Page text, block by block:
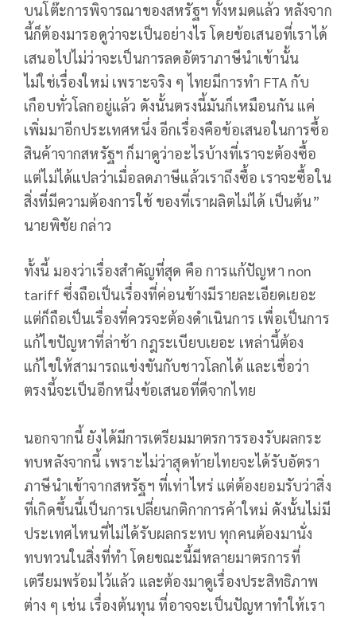
บนโต๊ะการพิจารณาของสหรัฐฯ ทั้งหมดแล้ว หลังจาก
นี้ก็ต้องมารอดูว่าจะเป็นอย่างไร โดยข้อเสนอที่เราได้
เสนอไปไม่ว่าจะเป็นการลดอัตราภาษีนำเข้านั้น
ไม่ใช่เรื่องใหม่ เพราะจริง ๆ ไทยมีการทำ FTA กับ
เกือบทั่วโลกอยู่แล้ว ดังนั้นตรงนี้มันก็เหมือนกัน แค่
เพิ่มมาอีกประเทศหนึ่ง อีกเรื่องคือข้อเสนอในการซื้อ
สินค้าจากสหรัฐฯ ก็มาดูว่าอะไรบ้างที่เราจะต้องซื้อ
แต่ไม่ได้แปลว่าเมื่อลดภาษีแล้วเราถึงซื้อ เราจะซื้อใน
สิ่งที่มีความต้องการใช้ ของที่เราผลิตไม่ได้ เป็นต้น”
นายพิชัย กล่าว
ทั้งนี้ มองว่าเรื่องสำคัญที่สุด คือ การแก้ปัญหา non
tariff ซึ่งถือเป็นเรื่องที่ค่อนข้างมีรายละเอียดเยอะ
แต่ก็ถือเป็นเรื่องที่ควรจะต้องดำเนินการ เพื่อเป็นการ
แก้ไขปัญหาที่ล่าช้า กฎระเบียบเยอะ เหล่านี้ต้อง
แก้ไขให้สามารถแข่งขันกับชาวโลกได้ และเชื่อว่า
ตรงนี้จะเป็นอีกหนึ่งข้อเสนอที่ดีจากไทย
นอกจากนี้ ยังได้มีการเตรียมมาตรการรองรับผลกระ
ทบหลังจากนี้ เพราะไม่ว่าสุดท้ายไทยจะได้รับอัตรา
ภาษีนำเข้าจากสหรัฐฯ ที่เท่าไหร่ แต่ต้องยอมรับว่าสิ่ง
ที่เกิดขึ้นนี้เป็นการเปลี่ยนกติกาการค้าใหม่ ดังนั้นไม่มี
ประเทศไหนที่ไม่ได้รับผลกระทบ ทุกคนต้องมานั่ง
ทบทวนในสิ่งที่ทำ โดยขณะนี้มีหลายมาตรการที่
เตรียมพร้อมไว้แล้ว และต้องมาดูเรื่องประสิทธิภาพ
ต่าง ๆ เช่น เรื่องต้นทุน ที่อาจจะเป็นปัญหาทำให้เรา